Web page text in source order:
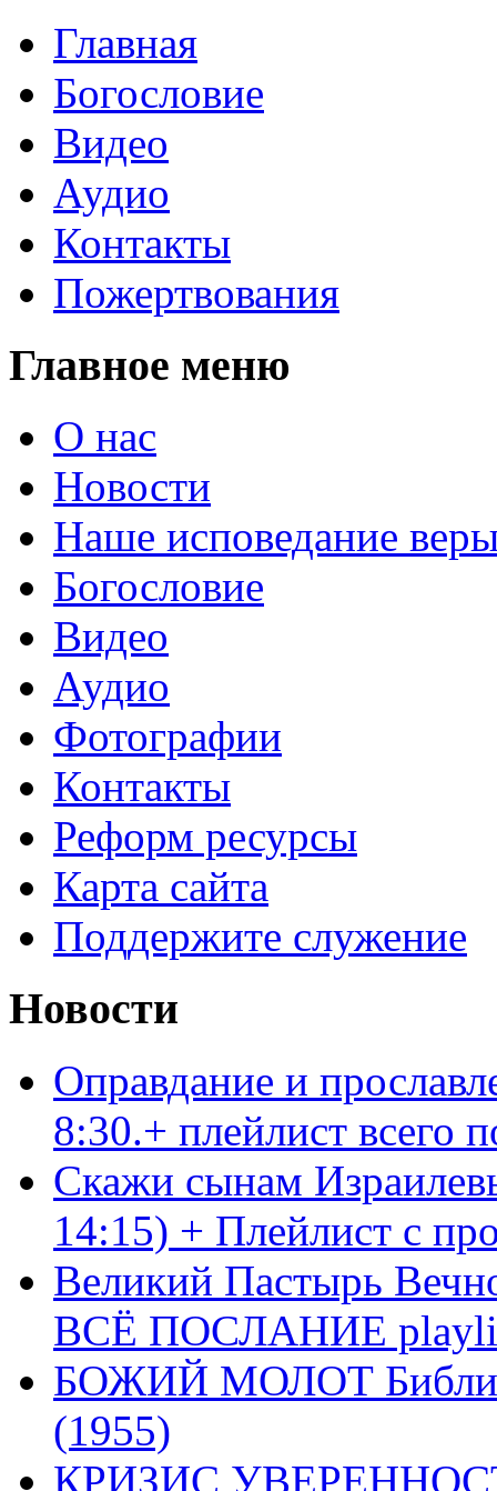
Главная
Богословие
Видео
Аудио
Контакты
Пожертвования
Главное меню
О нас
Новости
Наше исповедание
Богословие
Видео
Аудио
Фотографии
Контакты
Реформ ресурсы
Карта сайта
Поддержите служение
Новости
Оправдание и
8:30.+ плейлист
Скажи сынам
14:15) + Плейлист с
Великий Пастырь
ВСЁ ПОСЛАНИЕ
БОЖИЙ МОЛОТ Библия
(1955)
КРИЗИС